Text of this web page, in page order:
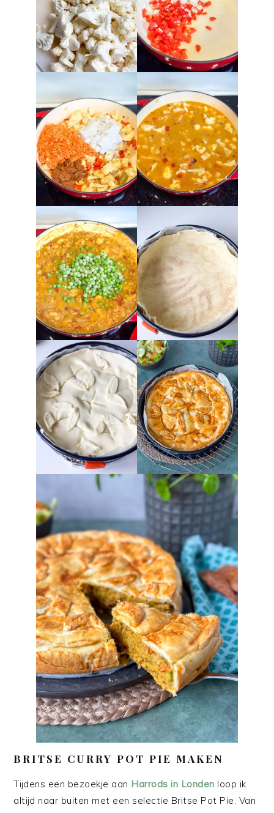
BRITSE CURRY POT PIE MAKEN
Tijdens een bezoekje aan Harrods in Londen loop ik
altijd naar buiten met een selectie Britse Pot Pie. Van